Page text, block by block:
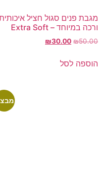
מגבת פנים סגול חציל
ורכה במיוחד – Extra Soft
₪50.00
₪30.00
הוספה לסל